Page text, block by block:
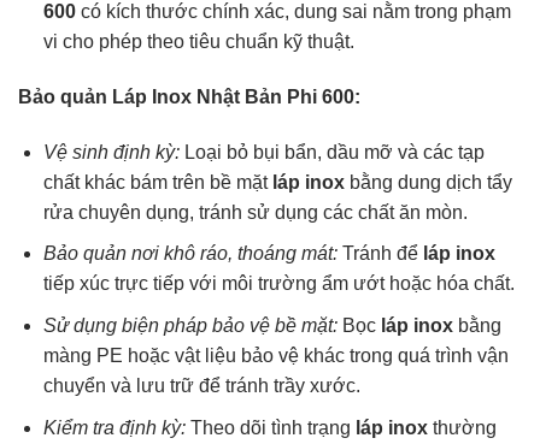
600có kích thước chính xác, dung sai nằm trong phạm
vi cho phép theo tiêu chuẩn kỹ thuật.
Bảo quản Láp Inox Nhật Bản Phi 600:
Vệ sinh định kỳ:Loại bỏ bụi bẩn, dầu mỡ và các tạp
chất khác bám trên bề mặt láp inoxbằng dung dịch tẩy
rửa chuyên dụng, tránh sử dụng các chất ăn mòn.
Bảo quản nơi khô ráo, thoáng mát:Tránh để láp inox
tiếp xúc trực tiếp với môi trường ẩm ướt hoặc hóa chất.
Sử dụng biện pháp bảo vệ bề mặt:Bọc láp inoxbằng
màng PE hoặc vật liệu bảo vệ khác trong quá trình vận
chuyển và lưu trữ để tránh trầy xước.
Kiểm tra định kỳ:Theo dõi tình trạng láp inoxthường